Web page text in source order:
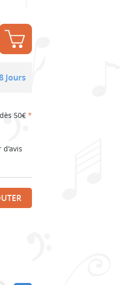
Jours
50€ *
d'avis